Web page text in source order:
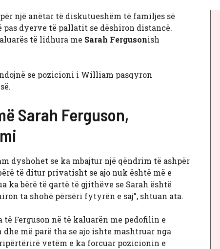
një anëtar të diskutueshëm të familjes së
dyerve të pallatit se dëshiron distancë.
të lidhura me Sarah Fergusonish
se pozicioni i William pasqyron
Sarah Ferguson,
dyshohet se ka mbajtur një qëndrim të ashpër
të ditur privatisht se ajo nuk është më e
bërë të qartë të gjithëve se Sarah është
ta shohë përsëri fytyrën e saj”, shtuan ata.
Ferguson në të kaluarën me pedofilin e
më parë tha se ajo ishte mashtruar nga
vetëm e ka forcuar pozicionin e